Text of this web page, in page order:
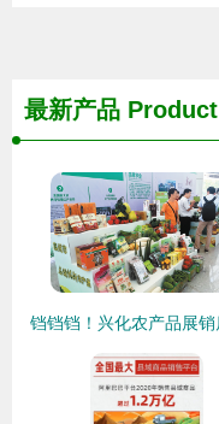
最新产品 Product